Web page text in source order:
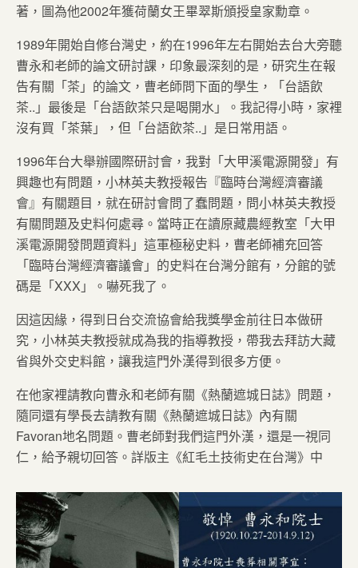
著，圖為他2002年獲荷蘭女王畢翠斯頒授皇家勳章。
1989年開始自修台灣史，約在1996年左右開始去台大旁聽
曹永和老師的論文研討課，印象最深刻的是，研究生在報
告有關「茶」的論文，曹老師問下面的學生，「台語飲
茶..」最後是「台語飲茶只是喝開水」。我記得小時，家裡
沒有買「茶葉」，但「台語飲茶..」是日常用語。
1996年台大舉辦國際研討會，我對「大甲溪電源開發」有
興趣也有問題，小林英夫教授報告『臨時台灣經濟審議
會』有關題目，就在研討會問了蠢問題，問小林英夫教授
有關問題及史料何處尋。當時正在讀原藏農經教室「大甲
溪電源開發問題資料」這軍極秘史料，曹老師補充回答
「臨時台灣經濟審議會」的史料在台灣分館有，分館的號
碼是「XXX」。嚇死我了。
因這因緣，得到日台交流協會給我獎學金前往日本做研
究，小林英夫教授就成為我的指導教授，帶我去拜訪大藏
省與外交史料館，讓我這門外漢得到很多方便。
在他家裡請教向曹永和老師有關《熱蘭遮城日誌》問題，
隨同還有學長去請教有關《熱蘭遮城日誌》內有關
Favoran地名問題。曹老師對我們這門外漢，還是一視同
仁，給予親切回答。詳版主《紅毛土技術史在台灣》中